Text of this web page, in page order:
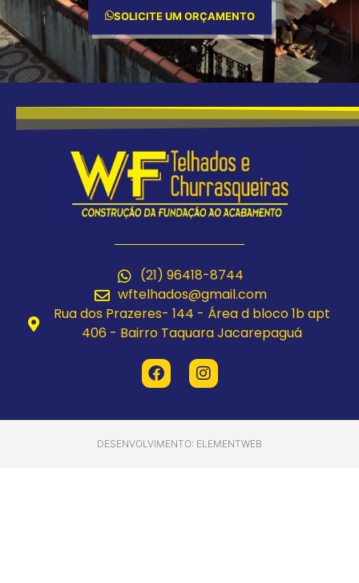
SOLICITE UM ORÇAMENTO
(21) 96418-8744
wftelhados@gmail.com
Rua dos Prazeres- 144 - Área d bloco 1b apt
406 - Bairro Taquara Jacarepaguá
DESENVOLVIMENTO: ELEMENTWEB